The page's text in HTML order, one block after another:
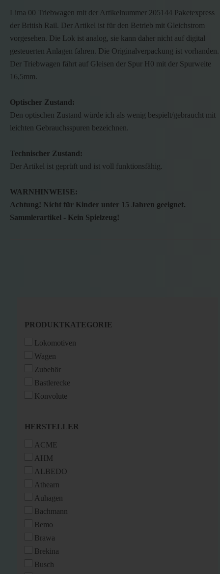
Lima 00 Triebwagen mit der Artikelnummer 205144 Paketexpress
der British Rail. Der Artikel ist für den Betrieb mit Gleichstrom
vorgesehen. Die Lok ist analog, sie kann daher nicht auf digital
gesteuerten Anlagen fahren. Die Originalverpackung ist vorhanden.
Der Triebwagen fährt auf Gleisen der Spur H0 mit der Spurweite
16,5mm.
Optischer Zustand:
Den optischen Zustand würde ich als wenig bespielt/gebraucht mit
leichten Gebrauchsspuren bezeichnen.
Technischer Zustand:
Der Artikel ist geprüft und ist voll funktionsfähig.
WARNHINWEISE:
Achtung! Nicht für Kinder unter 15 Jahren geeignet.
Sammlerartikel - Kein Spielzeug!
PRODUKTKATEGORIE
PRODUKTKATEGORIE
Lokomotiven
Wagen
Zubehör
Bastlerecke
Konvolute
HERSTELLER
HERSTELLER
ACME
AHM
ALBEDO
Athearn
Auhagen
Bachmann
Bemo
Brawa
Brekina
Busch